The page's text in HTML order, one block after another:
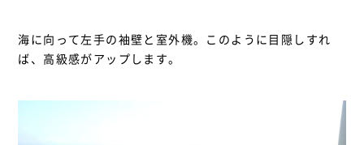
海に向って左手の袖壁と室外機。このように目隠しすれ
ば、高級感がアップします。